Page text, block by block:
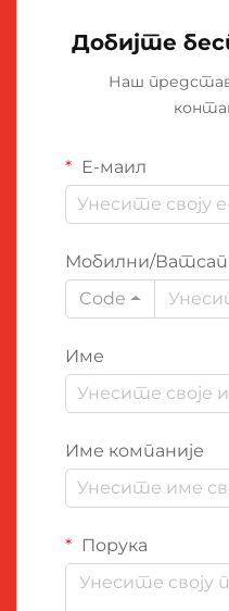
Добијте
Наш
Е-маил
Мобилни/Ватсап
Code
Име
Име компаније
Порука